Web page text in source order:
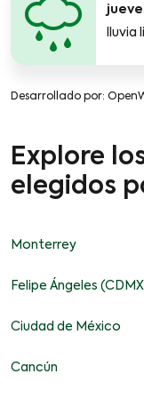
lluvia
Desarrollado por:
Explore
elegidos
Monterrey
Felipe Ángeles
Ciudad de México
Cancún